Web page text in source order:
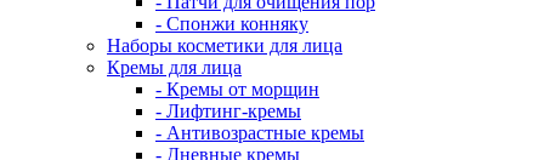
- Спонжи конняку
Наборы косметики для лица
Кремы для лица
- Кремы от морщин
- Лифтинг-кремы
- Антивозрастные кремы
- Дневные кремы